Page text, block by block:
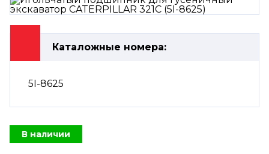
Каталожные номера:
5I-8625
В наличии